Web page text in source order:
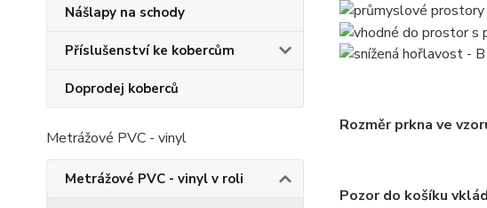
Nášlapy na schody
Příslušenství ke kobercům
Doprodej koberců
Metrážové PVC - vinyl
Metrážové PVC - vinyl v roli
Rozměr prkna ve
Pozor do košíku